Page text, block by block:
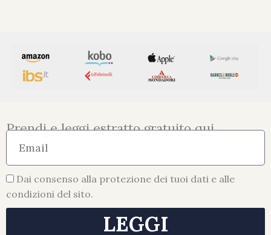
Prendi e leggi estratto gratuito qui
E
a
i
l
Dai consenso alla protezione dei tuoi dati e alle
condizioni del sito.
LEGGI